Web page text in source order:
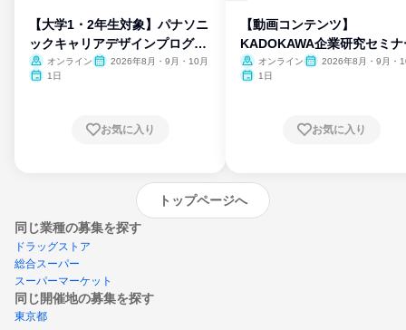
【大学1・2年生対象】パナソニ
ックキャリアデザインプログラ
ム
オンライン
2026年8月・9月・10月
1日
お気に入り
【動画コンテンツ】
KADOKAWA企業研究セミナ
オンライン
2026年8月・9月・
1日
お気に入り
トップページへ
同じ業種の募集を探す
ドラッグストア
総合スーパー
スーパーマーケット
同じ開催地の募集を探す
東京都